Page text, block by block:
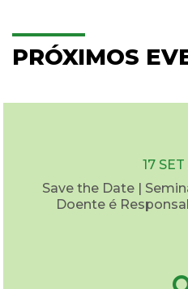
PRÓXIMOS
17
Save the Date |
Doente é